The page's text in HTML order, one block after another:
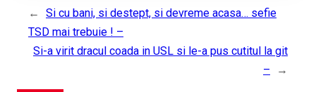
←
Si cu bani, si destept, si devreme acasa… sefie
TSD mai trebuie ! –
Si-a virit dracul coada in USL si le-a pus cutitul la git
–
→